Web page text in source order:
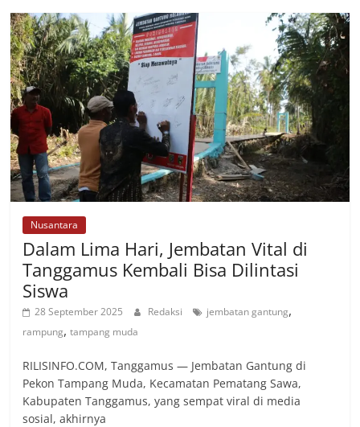
Nusantara
Dalam Lima Hari, Jembatan Vital di
Tanggamus Kembali Bisa Dilintasi
Siswa
28 September 2025 Redaksi jembatan gantung,
rampung,tampang muda
RILISINFO.COM, Tanggamus — Jembatan Gantung di
Pekon Tampang Muda, Kecamatan Pematang Sawa,
Kabupaten Tanggamus, yang sempat viral di media
sosial, akhirnya